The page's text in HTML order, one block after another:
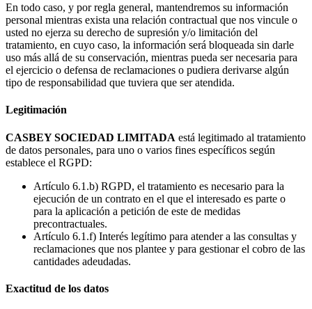
En todo caso, y por regla general, mantendremos su información
personal mientras exista una relación contractual que nos vincule o
usted no ejerza su derecho de supresión y/o limitación del
tratamiento, en cuyo caso, la información será bloqueada sin darle
uso más allá de su conservación, mientras pueda ser necesaria para
el ejercicio o defensa de reclamaciones o pudiera derivarse algún
tipo de responsabilidad que tuviera que ser atendida.
Legitimación
CASBEY SOCIEDAD LIMITADA está legitimado al tratamiento
de datos personales, para uno o varios fines específicos según
establece el RGPD:
Artículo 6.1.b) RGPD, el tratamiento es necesario para la
ejecución de un contrato en el que el interesado es parte o
para la aplicación a petición de este de medidas
precontractuales.
Artículo 6.1.f) Interés legítimo para atender a las consultas y
reclamaciones que nos plantee y para gestionar el cobro de las
cantidades adeudadas.
Exactitud de los datos